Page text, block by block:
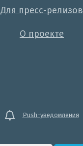
Для пресс-релизов
О проекте
Push-уведомления